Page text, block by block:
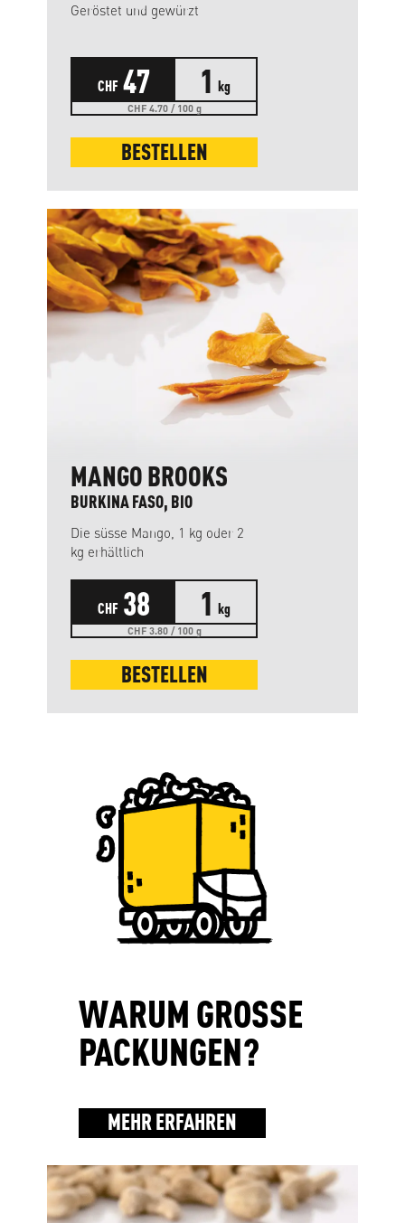
Geröstet und gewürzt
CHF 47 1 kg
CHF 4.70 / 100 g
BESTELLEN
MANGO BROOKS
BURKINA FASO, BIO
Die süsse Mango, 1 kg oder 2
kg erhältlich
CHF 38 1 kg
CHF 3.80 / 100 g
BESTELLEN
WARUM GROSSE
PACKUNGEN?
MEHR ERFAHREN